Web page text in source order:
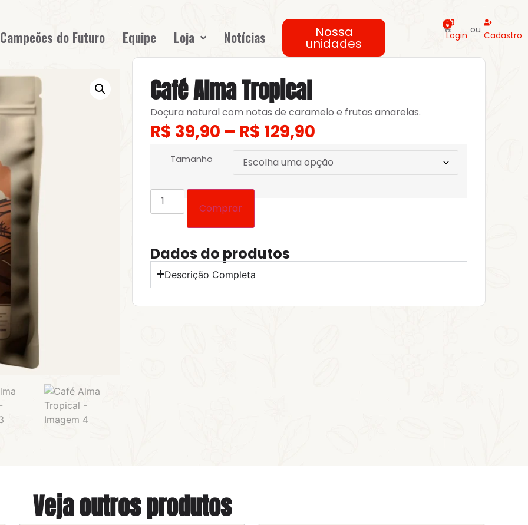
Campeões do Futuro Equipe Loja Notícias Nossa
unidades
0
Login ou Cadastro
Café Alma Tropical
Doçura natural com notas de caramelo e frutas amarelas.
R$ 39,90 – R$ 129,90
Tamanho
Comprar
Dados do produtos
Descrição Completa
Veja outros produtos